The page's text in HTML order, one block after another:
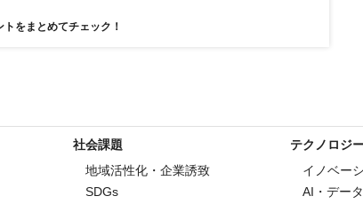
をまとめてチェック！
社会課題
地域活性化・企業誘致
SDGs
テクノロジ
イノベー
AI・データ